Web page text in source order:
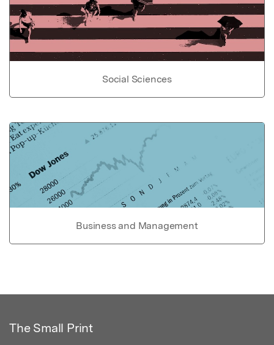
Social Sciences
Business and Management
The Small Print